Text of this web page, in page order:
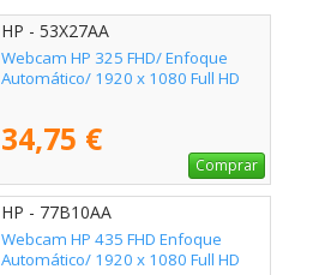
HP - 53X27AA
Webcam HP 325 FHD/ Enfoque
Automático/ 1920 x 1080 Full HD
34,75 €
Comprar
HP - 77B10AA
Webcam HP 435 FHD Enfoque
Automático/ 1920 x 1080 Full HD